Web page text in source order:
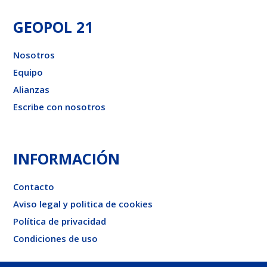
GEOPOL 21
Nosotros
Equipo
Alianzas
Escribe con nosotros
INFORMACIÓN
Contacto
Aviso legal y politica de cookies
Política de privacidad
Condiciones de uso